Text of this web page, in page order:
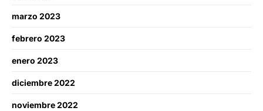
marzo 2023
febrero 2023
enero 2023
diciembre 2022
noviembre 2022